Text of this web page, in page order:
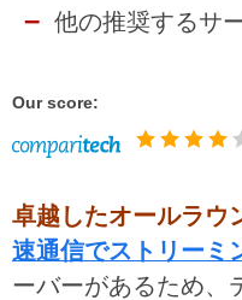
他の推奨するサ
Our score:
卓越したオールラウ
速通信でストリーミ
ーバーがあるため、